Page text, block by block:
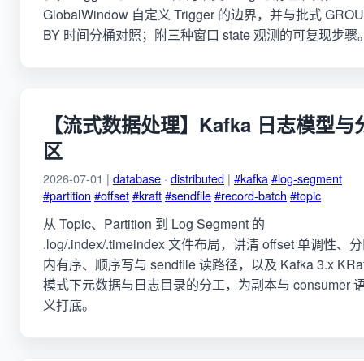
GlobalWindow 自定义 Trigger 的边界，并与批式
BY 时间分桶对照；附三种窗口 state 观测的可复现步骤
【流式数据处理】Kafka 日志模型与
区
2026-07-01 | database · distributed | #kafka#log-segment
#partition #offset#kraft#sendfile#record-batch #topic
从 Topic、Partition 到 Log Segment 的
.log/.index/.timeindex 文件布局，讲清 offset 单调性、
内有序、顺序写与 sendfile 读路径，以及 Kafka 3.x
模式下元数据与日志目录的分工，为副本与 consumer
义打底。